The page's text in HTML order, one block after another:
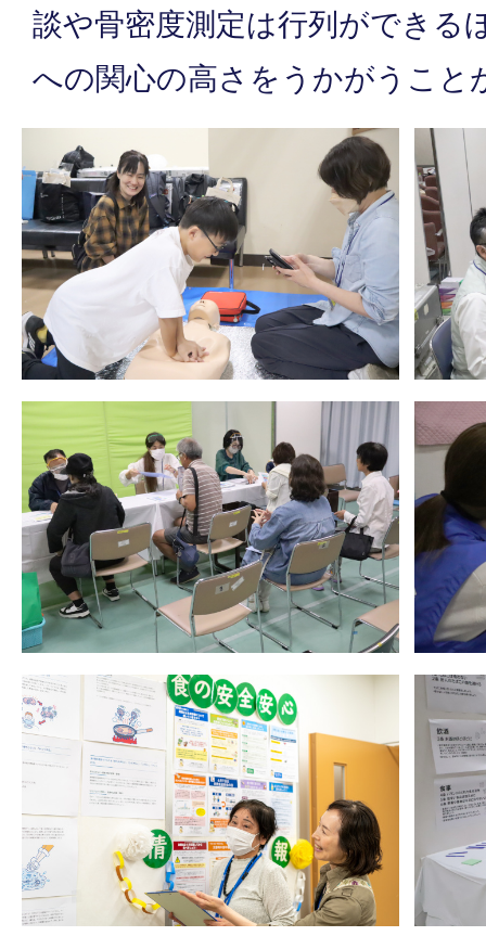
談や骨密度測定は行列ができる
への関心の高さをうかがうこ